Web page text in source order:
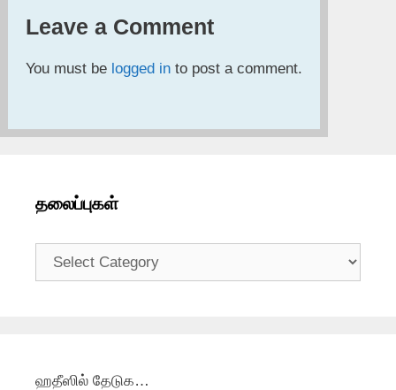
Leave a Comment
You must be logged in to post a comment.
தலைப்புகள்
தலைப்புகள்
ஹதீஸில் தேடுக…